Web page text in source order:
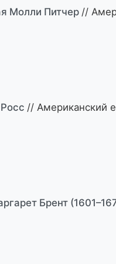
Молли Питчер //
// Американский
Брент